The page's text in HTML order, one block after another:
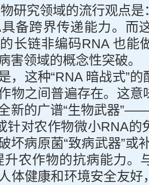
研究领域的流行观点
备跨界传递能力。而
长链非编码RNA 也能
害领域的概念性突破。
，这种“RNA 暗战式”
物之间普遍存在。这意
新的广谱“生物武器
针对农作物微小RNA的
坏病原菌“致病武器”或
升农作物的抗病能力。
体健康和环境安全友好